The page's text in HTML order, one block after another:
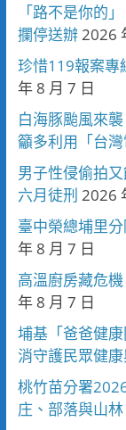
「路不是你的
攔停送辦2026
珍惜119報案專
年 8 月 7 日
白海豚颱風來
籲多利用「台
男子性侵偷拍
六月徒刑 2026
臺中榮總埔里
年 8 月 7 日
高溫廚房藏危
年 8 月 7 日
埔基「爸爸健
消守護民眾健
桃竹苗分署
庄、部落與山林